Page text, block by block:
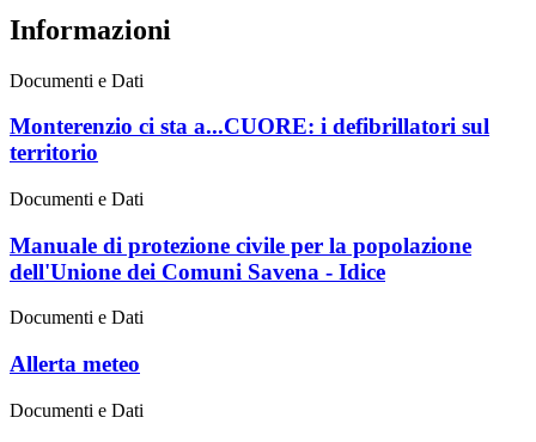
Informazioni
Documenti e Dati
Monterenzio ci sta a...CUORE: i defibrillatori sul
territorio
Documenti e Dati
Manuale di protezione civile per la popolazione
dell'Unione dei Comuni Savena - Idice
Documenti e Dati
Allerta meteo
Documenti e Dati